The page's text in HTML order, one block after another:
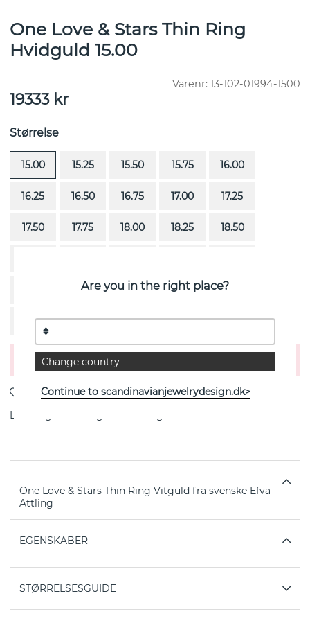
One Love & Stars Thin Ring
Hvidguld 15.00
Varenr: 13-102-01994-1500
19333kr
Størrelse
15.00 15.25 15.50 15.75 16.00
16.25 16.50 16.75 17.00 17.25
17.50 17.75 18.00 18.25 18.50
20.25 20.50 20.75 21.00
21.25 21.50 21.75 22.00
Læg i indkøbsvognen
Levering:
One Love & Stars Thin Ring Vitguld fra svenske Efva
Attling
EGENSKABER
STØRRELSESGUIDE
Are you in the right place?
Change country
Continue to scandinavianjewelrydesign.dk>